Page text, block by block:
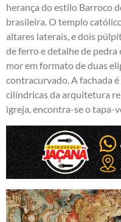
herança do estilo Barroco
brasileira. O templo
altares laterais, e dois
de ferro e detalhe de pedra
mor em formato de duas
contracurvado. A fachada
cilíndricas da arquitetura
igreja, encontra-se o tapa-